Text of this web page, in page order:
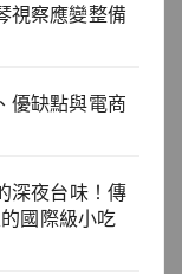
視察應變整備
優缺點與電商
深夜台味！傳
國際級小吃